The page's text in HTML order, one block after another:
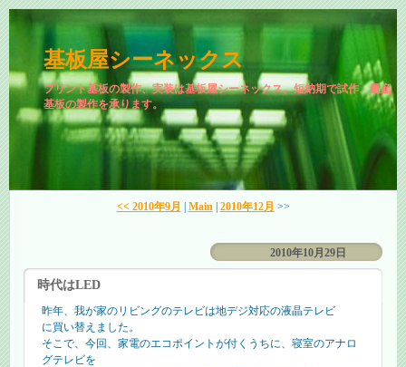
基板屋シーネックス
プリント基板の製作、実装は基板屋シーネックス。短納期で試作、量産
基板の製作を承ります。
<< 2010年9月 Main| 2010年12月 >>
2010年10月29日
時代はLED
昨年、我が家のリビングのテレビは地デジ対応の液晶テレビ
に買い替えました。
そこで、今回、家電のエコポイントが付くうちに、寝室のアナロ
グテレビを